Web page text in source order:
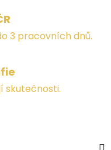
3 pracovních dnů.
skutečnosti.